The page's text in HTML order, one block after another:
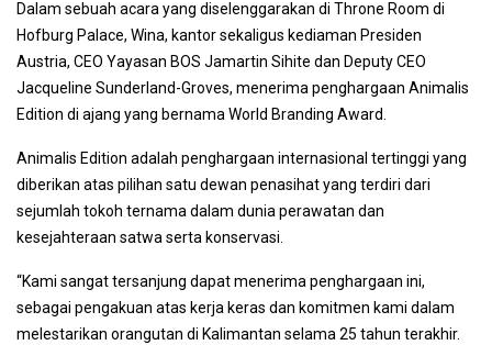
Dalam sebuah acara yang diselenggarakan di Throne Room di
Hofburg Palace, Wina, kantor sekaligus kediaman Presiden
Austria, CEO Yayasan BOS Jamartin Sihite dan Deputy CEO
Jacqueline Sunderland-Groves, menerima penghargaan Animalis
Edition di ajang yang bernama World Branding Award.
Animalis Edition adalah penghargaan internasional tertinggi yang
diberikan atas pilihan satu dewan penasihat yang terdiri dari
sejumlah tokoh ternama dalam dunia perawatan dan
kesejahteraan satwa serta konservasi.
“Kami sangat tersanjung dapat menerima penghargaan ini,
sebagai pengakuan atas kerja keras dan komitmen kami dalam
melestarikan orangutan di Kalimantan selama 25 tahun terakhir.